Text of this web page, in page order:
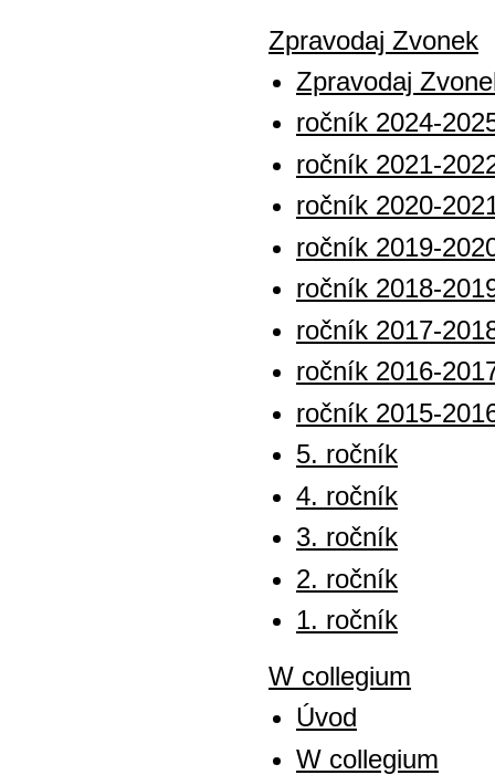
Zpravodaj Zvonek
Zpravodaj
ročník 2024-
ročník 2021-
ročník 2020-
ročník 2019-
ročník 2018-
ročník 2017-
ročník 2016-
ročník 2015-
5. ročník
4. ročník
3. ročník
2. ročník
1. ročník
W collegium
Úvod
W collegium